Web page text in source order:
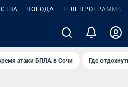
ПОГОДА ТЕЛЕПРОГРАММА
атаки БПЛА в Сочи Где